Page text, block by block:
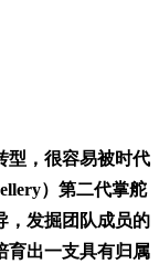
型，很容易被时代
）第二代掌舵
，发掘团队成员的
育出一支具有归属